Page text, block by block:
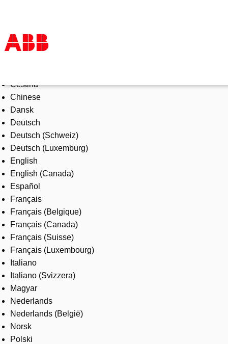
Products & Solutions
Industries
Services
About us
Where to buy
Contact us
Careers
Čeština
Chinese
Dansk
Deutsch
Deutsch (Schweiz)
Deutsch (Luxemburg)
English
English (Canada)
Español
Français
Français (Belgique)
Français (Canada)
Français (Suisse)
Français (Luxembourg)
Italiano
Italiano (Svizzera)
Magyar
Nederlands
Nederlands (België)
Norsk
Polski